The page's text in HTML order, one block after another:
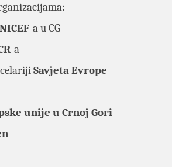
-a u CG
-a
Savjeta Evrope
unije u Crnoj Gori